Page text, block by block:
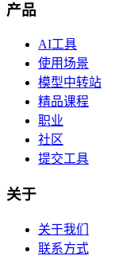
产品
AI工具
使用场景
模型中转站
精品课程
职业
社区
提交工具
关于
关于我们
联系方式